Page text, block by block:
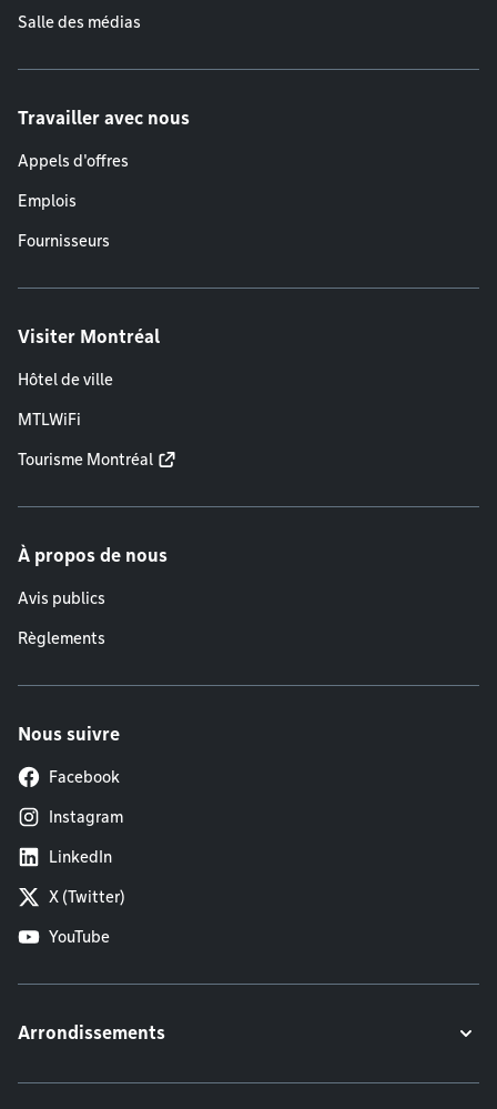
Salle des médias
Travailler avec nous
Appels d'offres
Emplois
Fournisseurs
Visiter Montréal
Hôtel de ville
MTLWiFi
Tourisme Montréal
À propos de nous
Avis publics
Règlements
Nous suivre
Facebook
Instagram
LinkedIn
X (Twitter)
YouTube
Arrondissements